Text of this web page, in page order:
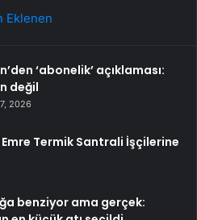
Eklenen
‘abonelik’ açıklaması:
değil
2026
Termik Santrali İşçilerine
benziyor ama gerçek: